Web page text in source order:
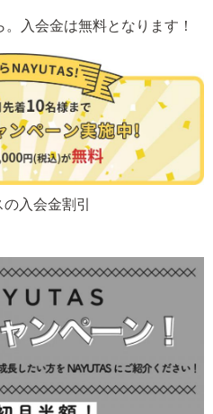
入会金は無料となります！
入会金割引